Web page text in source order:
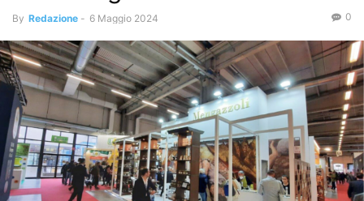
By Redazione - 6 Maggio 2024 0